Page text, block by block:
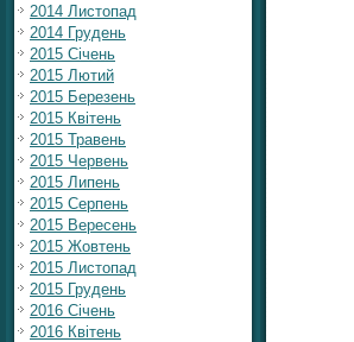
2014 Листопад
2014 Грудень
2015 Січень
2015 Лютий
2015 Березень
2015 Квітень
2015 Травень
2015 Червень
2015 Липень
2015 Серпень
2015 Вересень
2015 Жовтень
2015 Листопад
2015 Грудень
2016 Січень
2016 Квітень